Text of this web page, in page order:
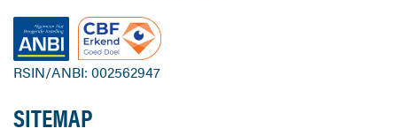
RSIN/ANBI: 002562947
SITEMAP